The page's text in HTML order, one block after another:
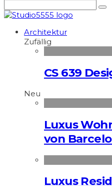
Architektur
Zufällig
CS 639
Neu
Luxus
von
Luxus